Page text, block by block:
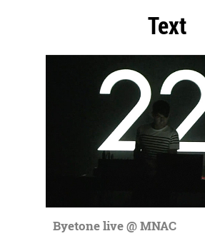
Text
Byetone live @ MNAC